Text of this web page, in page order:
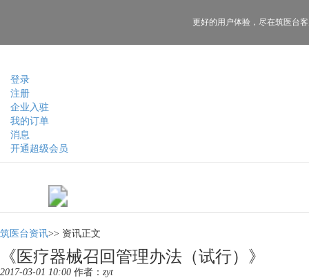
登录
注册
企业入驻
我的订单
消息
开通超级会员
更好的用户体验， 尽在筑医台
筑医台资讯>> 资讯正文
《医疗器械召回管理办法（试行）》
2017-03-01 10:00 作者： zyt